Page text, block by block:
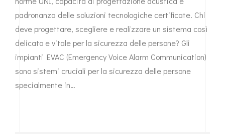
padronanza delle soluzioni tecnologiche certificate. Chi
deve progettare, scegliere e realizzare un sistema così
delicato e vitale per la sicurezza delle persone? Gli
impianti EVAC (Emergency Voice Alarm Communication)
sono sistemi cruciali per la sicurezza delle persone
specialmente in…